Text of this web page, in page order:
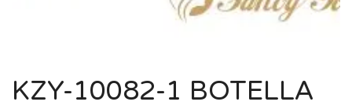
KZY-10082-1 BOTELLA